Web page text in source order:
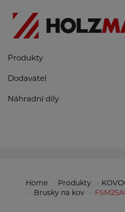
Produkty
Dodavatel
Náhradní díly
Home Produkty
Brusky na kov